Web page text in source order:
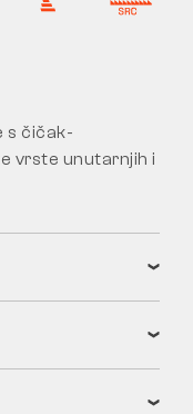
s čičak-
vrste unutarnjih i